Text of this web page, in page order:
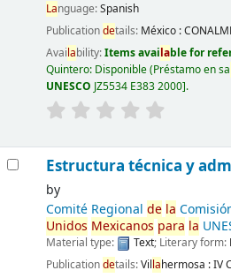
Language:Spanish
Publicationdetails: México :
Availability:Items available for
Quintero: Disponible (Préstamo en sa
UNESCO JZ5534 E383 2000 .
Estructura técnica y
by
Comité Regional de la
Unidos Mexicanos para la
Material type: Text; Literary form:
Publicationdetails:Villahermosa :IV